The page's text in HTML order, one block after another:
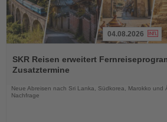
Sie
die
04.08.2026
SKR Reisen erweitert
Zusatztermine
Neue Abreisen nach Sri Lanka, Südkorea, Marokko
Nachfrage